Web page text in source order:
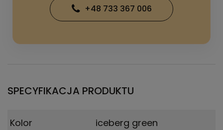
+48 733 367 006
SPECYFIKACJA PRODUKTU
Kolor iceberg green